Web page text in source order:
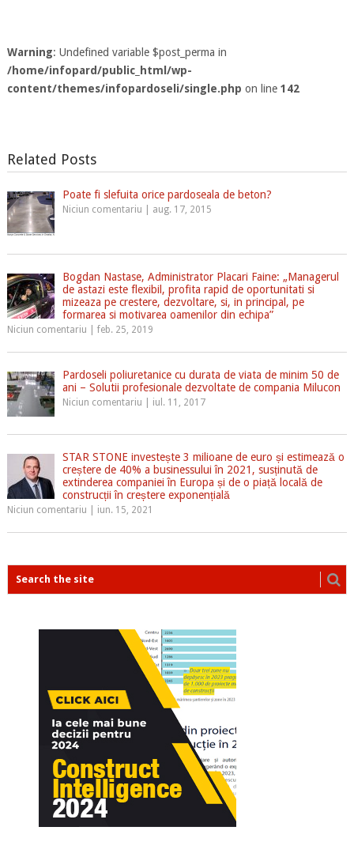
Warning: Undefined variable $post_perma in
/home/infopard/public_html/wp-
content/themes/infopardoseli/single.php on line 142
Related Posts
Poate fi slefuita orice pardoseala de beton?
Niciun comentariu aug. 17, 2015
Bogdan Nastase, Administrator Placari Faine: „Managerul
de astazi este flexibil, profita rapid de oportunitati si
mizeaza pe crestere, dezvoltare, si, in principal, pe
formarea si motivarea oamenilor din echipa”
Niciun comentariu feb. 25, 2019
Pardoseli poliuretanice cu durata de viata de minim 50 de
ani – Solutii profesionale dezvoltate de compania Milucon
Niciun comentariu iul. 11, 2017
STAR STONE investește 3 milioane de euro și estimează o
creștere de 40% a businessului în 2021, susținută de
extinderea companiei în Europa și de o piață locală de
construcții în creștere exponențială
Niciun comentariu iun. 15, 2021